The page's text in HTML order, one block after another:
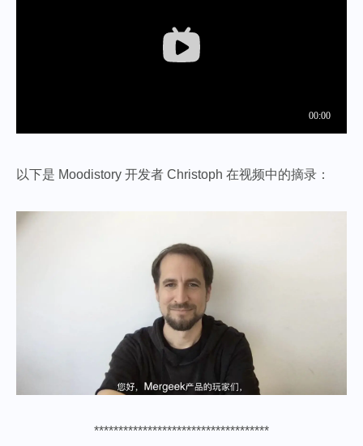
以下是 Moodistory 开发者 Christoph 在视频中的摘录：
************************************